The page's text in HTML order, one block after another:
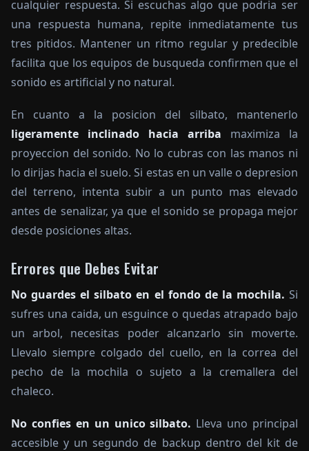
cualquier respuesta. Si escuchas algo que podria ser
una respuesta humana, repite inmediatamente tus
tres pitidos. Mantener un ritmo regular y predecible
facilita que los equipos de busqueda confirmen que el
sonido es artificial y no natural.
En cuanto a la posicion del silbato, mantenerlo
ligeramente inclinado hacia arriba maximiza la
proyeccion del sonido. No lo cubras con las manos ni
lo dirijas hacia el suelo. Si estas en un valle o depresion
del terreno, intenta subir a un punto mas elevado
antes de senalizar, ya que el sonido se propaga mejor
desde posiciones altas.
Errores que Debes Evitar
No guardes el silbato en el fondo de la mochila. Si
sufres una caida, un esguince o quedas atrapado bajo
un arbol, necesitas poder alcanzarlo sin moverte.
Llevalo siempre colgado del cuello, en la correa del
pecho de la mochila o sujeto a la cremallera del
chaleco.
No confies en un unico silbato. Lleva uno principal
accesible y un segundo de backup dentro del kit de